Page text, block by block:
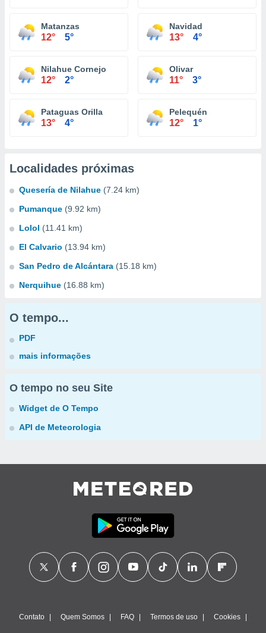
Matanzas
12° 5°
Navidad
13° 4°
Nilahue Cornejo
12° 2°
Olivar
11° 3°
Pataguas Orilla
13° 4°
Pelequén
12° 1°
Localidades próximas
Quesería de Nilahue (7.24 km)
Pumanque (9.92 km)
Lolol (11.41 km)
El Calvario (13.94 km)
San Pedro de Alcántara (15.18 km)
Nerquihue (16.88 km)
O tempo...
PDF
mais informações
O tempo no seu Site
Widget de O Tempo
API de Meteorologia
Contato Quem Somos FAQ Termos de uso Cookies